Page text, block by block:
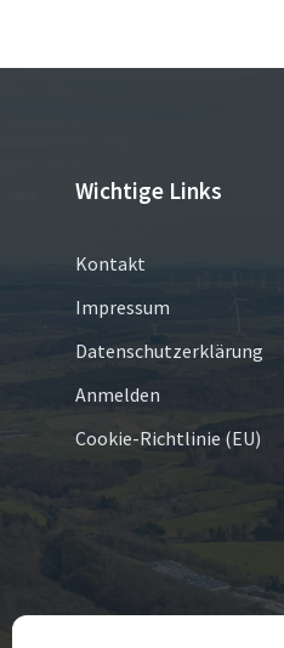
Wichtige Links
Kontakt
Impressum
Datenschutzerklärung
Anmelden
Cookie-Richtlinie (EU)